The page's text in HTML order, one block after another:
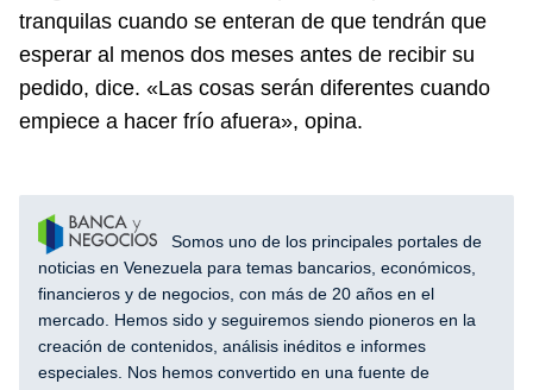
tranquilas cuando se enteran de que tendrán que
esperar al menos dos meses antes de recibir su
pedido, dice. «Las cosas serán diferentes cuando
empiece a hacer frío afuera», opina.
Somos uno de los principales portales de
noticias en Venezuela para temas bancarios, económicos,
financieros y de negocios, con más de 20 años en el
mercado. Hemos sido y seguiremos siendo pioneros en la
creación de contenidos, análisis inéditos e informes
especiales. Nos hemos convertido en una fuente de